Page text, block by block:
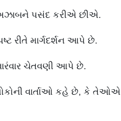
પસંદ કરીએ છીએ.
રીતે માર્ગદર્શન આપે છે.
ચેતવણી આપે છે.
વાર્તાઓ કહે છે, કે તેઓએ